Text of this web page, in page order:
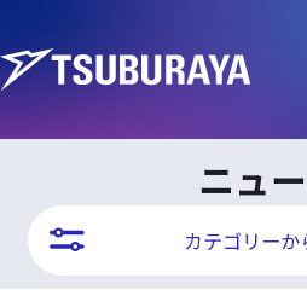
ニュ
カテゴリーか